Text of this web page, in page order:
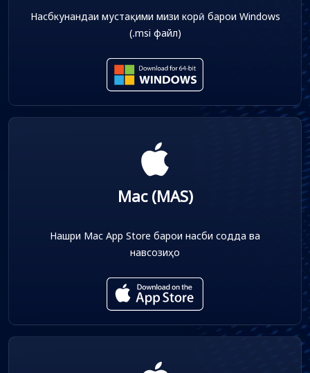
Насбкунандаи мустақими мизи корӣ барои Windows
(.msi файл)
Mac (MAS)
Нашри Mac App Store барои насби содда ва
навсозиҳо